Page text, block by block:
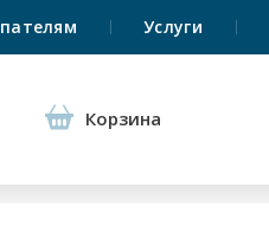
Услуги
Корзина